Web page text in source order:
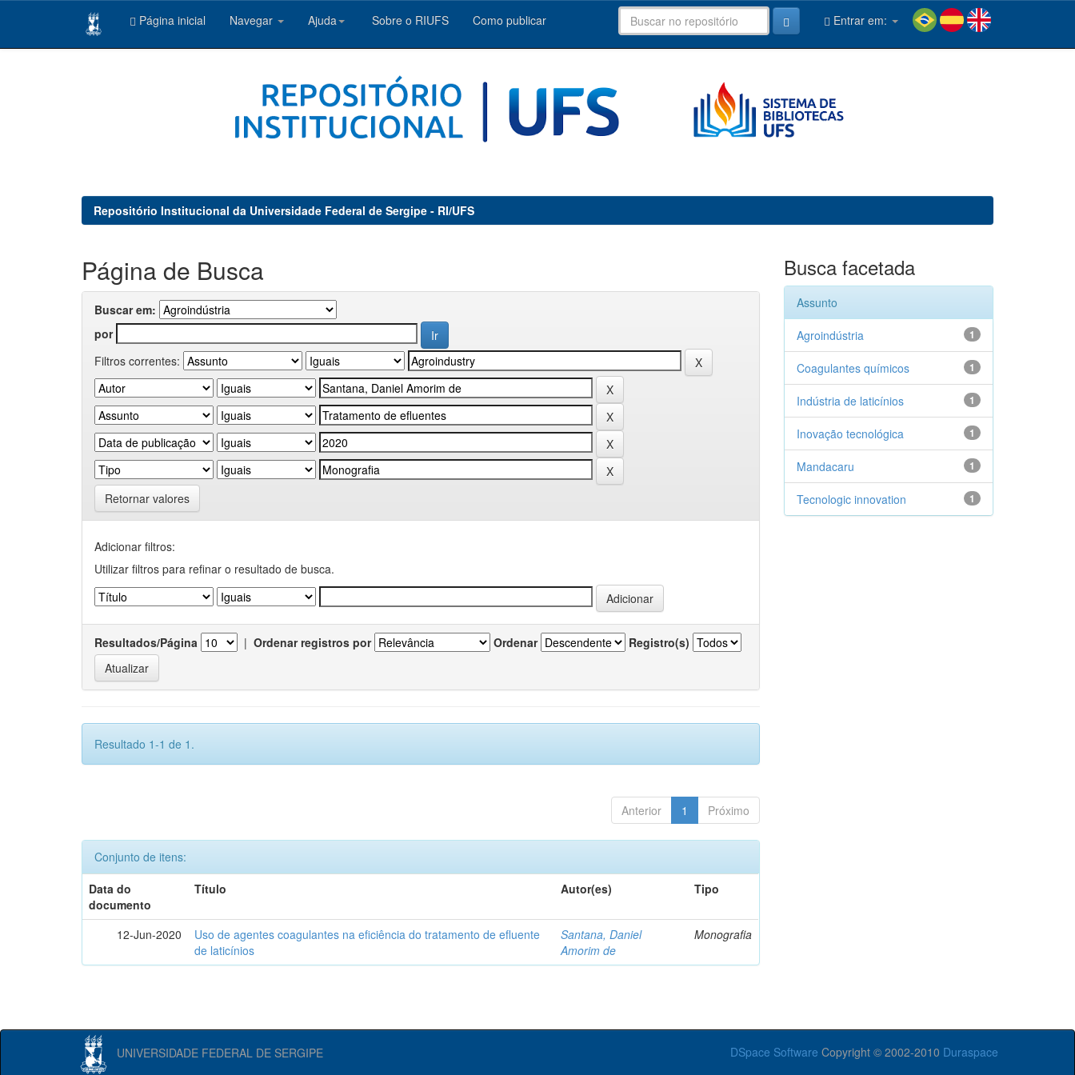
Página inicial Navegar Ajuda Sobre o RIUFS Como publicar Entrar em:
Repositório Institucional da Universidade Federal de Sergipe - RI/UFS
Página de Busca
Buscar em:
por
Filtros correntes:
Retornar valores
Adicionar filtros:
Utilizar filtros para refinar o resultado de busca.
Resultados/Página | Ordenar registros por Ordenar Registro(s)
Resultado 1-1 de 1.
Anterior 1 Próximo
Conjunto de itens:
Data do
documento
Título Autor(es) Tipo
12-Jun-2020
Uso de agentes coagulantes na eficiência do tratamento de efluente
de laticínios
Santana, Daniel
Amorim de
Monografia
Busca facetada
Assunto
1
Agroindústria
1
Coagulantes químicos
1
Indústria de laticínios
1
Inovação tecnológica
1
Mandacaru
1
Tecnologic innovation
UNIVERSIDADE FEDERAL DE SERGIPE DSpace Software Copyright © 2002-2010 Duraspace